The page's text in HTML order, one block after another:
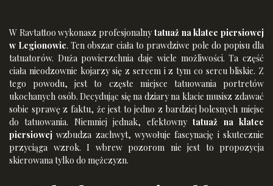
W Ravtattoo wykonasz profesjonalnytatuaż na klatce piersiowej
w Legionowie. Ten obszar ciała to prawdziwe pole do popisu dla
tatuatorów. Duża powierzchnia daje wiele możliwości. Ta część
ciała nieodzownie kojarzy się z sercem i z tym co sercu bliskie. Z
tego powodu, jest to częste miejsce tatuowania portretów
ukochanych osób. Decydując się na dziary na klacie musisz zdawać
sobie sprawę z faktu, że jest to jedno z bardziej bolesnych miejsc
do tatuowania. Niemniej jednak, efektownytatuaż na klatce
piersiowej wzbudza zachwyt, wywołuje fascynację i skutecznie
przyciąga wzrok. I wbrew pozorom nie jest to propozycja
skierowana tylko do mężczyzn.